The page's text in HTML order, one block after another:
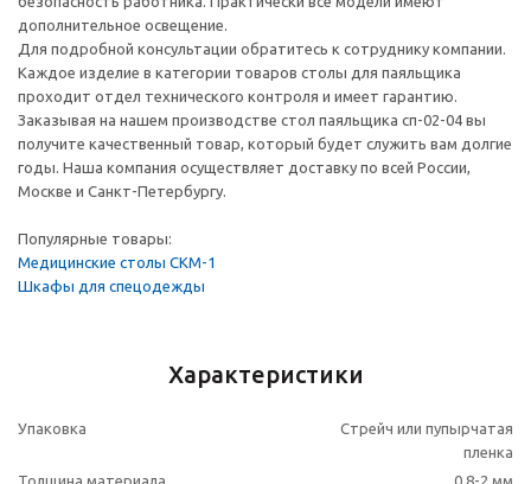
дополнительное освещение.
Для подробной консультации обратитесь к сотруднику компании.
Каждое изделие в категории товаров столы для паяльщика
проходит отдел технического контроля и имеет гарантию.
Заказывая на нашем производстве стол паяльщика сп-02-04 вы
получите качественный товар, который будет служить вам долгие
годы. Наша компания осуществляет доставку по всей России,
Москве и Санкт-Петербургу.
Популярные товары:
Медицинские столы СКМ-1
Шкафы для спецодежды
Характеристики
Упаковка
Стрейч или пупырчатая
пленка
Толщина материала
0.8-2 мм